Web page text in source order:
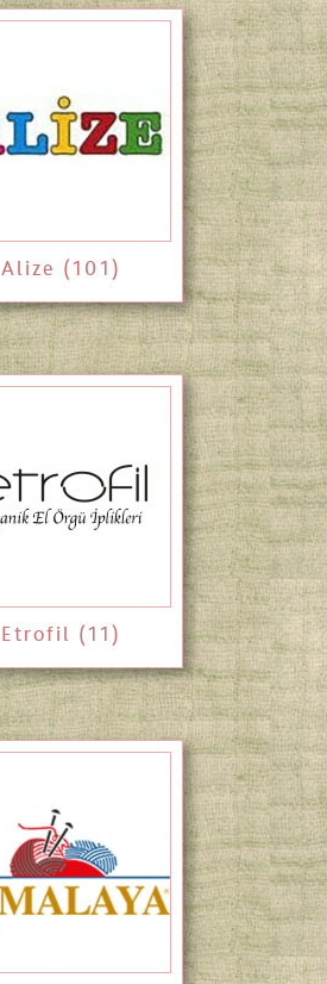
Alize (101)
Etrofil (11)